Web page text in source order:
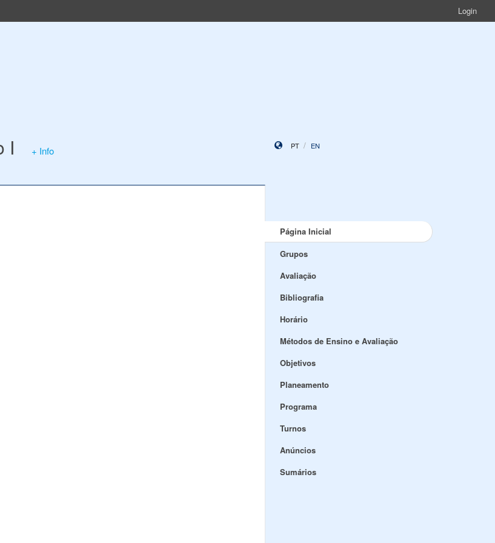
Login
I + Info PT EN
Página Inicial
Grupos
Avaliação
Bibliografia
Horário
Métodos de Ensino e Avaliação
Objetivos
Planeamento
Programa
Turnos
Anúncios
Sumários